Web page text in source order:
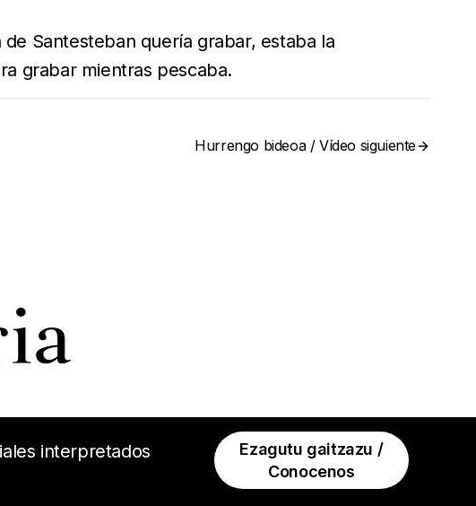
Santesteban quería grabar, estaba la
grabar mientras pescaba.
Hurrengo bideoa / Vídeo siguiente
interpretados
Ezagutu gaitzazu /
Conocenos